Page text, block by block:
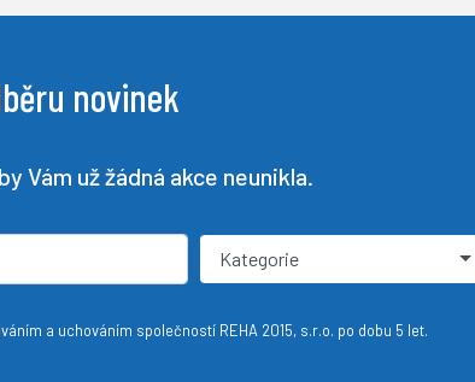
novinek
Vám už žádná akce neunikla.
Kategorie
a uchováním společností REHA 2015, s.r.o. po dobu 5 let.